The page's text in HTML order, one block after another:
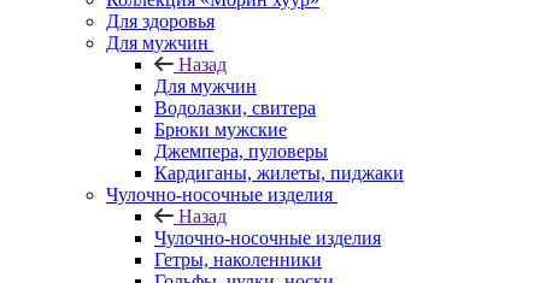
Для здоровья
Для мужчин
Назад
Для мужчин
Водолазки, свитера
Брюки мужские
Джемпера, пуловеры
Кардиганы, жилеты, пиджаки
Чулочно-носочные изделия
Назад
Чулочно-носочные изделия
Гетры, наколенники